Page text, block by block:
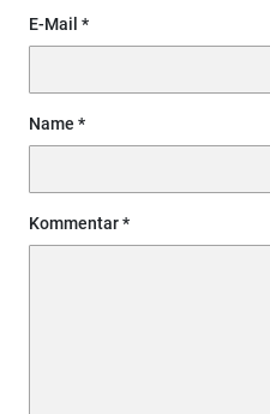
E-Mail
Name
Kommentar